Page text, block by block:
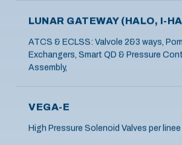
LUNAR GATEWAY (HALO, I-
ATCS & ECLSS: Valvole 2&3 ways,
Exchangers, Smart QD & Pressure
Assembly,
VEGA-E
High Pressure Solenoid Valves per linee